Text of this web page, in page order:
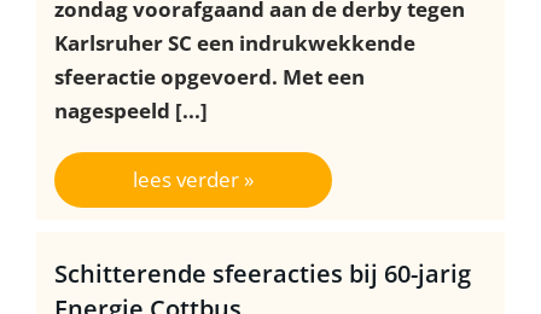
zondag voorafgaand aan de derby tegen
Karlsruher SC een indrukwekkende
sfeeractie opgevoerd. Met een
nagespeeld [...]
lees verder »
Schitterende sfeeracties bij 60-jarig